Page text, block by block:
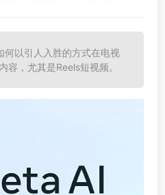
何以引人入胜的方式在电视
，尤其是Reels短视频。